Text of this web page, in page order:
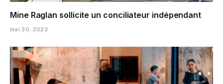
Mine Raglan sollicite un conciliateur indépendant
mai 30, 2023